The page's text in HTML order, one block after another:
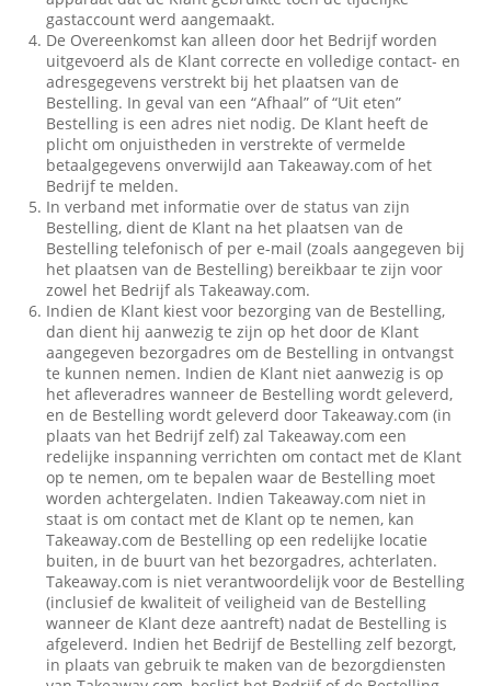
gastaccount werd aangemaakt.
De Overeenkomst kan alleen door het Bedrijf worden
uitgevoerd als de Klant correcte en volledige contact- en
adresgegevens verstrekt bij het plaatsen van de
Bestelling. In geval van een “Afhaal” of “Uit eten”
Bestelling is een adres niet nodig. De Klant heeft de
plicht om onjuistheden in verstrekte of vermelde
betaalgegevens onverwijld aan Takeaway.com of het
Bedrijf te melden.
In verband met informatie over de status van zijn
Bestelling, dient de Klant na het plaatsen van de
Bestelling telefonisch of per e-mail (zoals aangegeven bij
het plaatsen van de Bestelling) bereikbaar te zijn voor
zowel het Bedrijf als Takeaway.com.
Indien de Klant kiest voor bezorging van de Bestelling,
dan dient hij aanwezig te zijn op het door de Klant
aangegeven bezorgadres om de Bestelling in ontvangst
te kunnen nemen. Indien de Klant niet aanwezig is op
het afleveradres wanneer de Bestelling wordt geleverd,
en de Bestelling wordt geleverd door Takeaway.com (in
plaats van het Bedrijf zelf) zal Takeaway.com een
redelijke inspanning verrichten om contact met de Klant
op te nemen, om te bepalen waar de Bestelling moet
worden achtergelaten. Indien Takeaway.com niet in
staat is om contact met de Klant op te nemen, kan
Takeaway.com de Bestelling op een redelijke locatie
buiten, in de buurt van het bezorgadres, achterlaten.
Takeaway.com is niet verantwoordelijk voor de Bestelling
(inclusief de kwaliteit of veiligheid van de Bestelling
wanneer de Klant deze aantreft) nadat de Bestelling is
afgeleverd. Indien het Bedrijf de Bestelling zelf bezorgt,
in plaats van gebruik te maken van de bezorgdiensten